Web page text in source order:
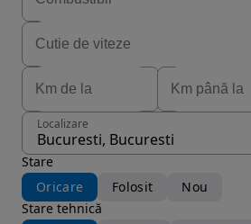
Localizare
Bucuresti, Bucuresti
Stare
Oricare
Folosit
Nou
Stare tehnică